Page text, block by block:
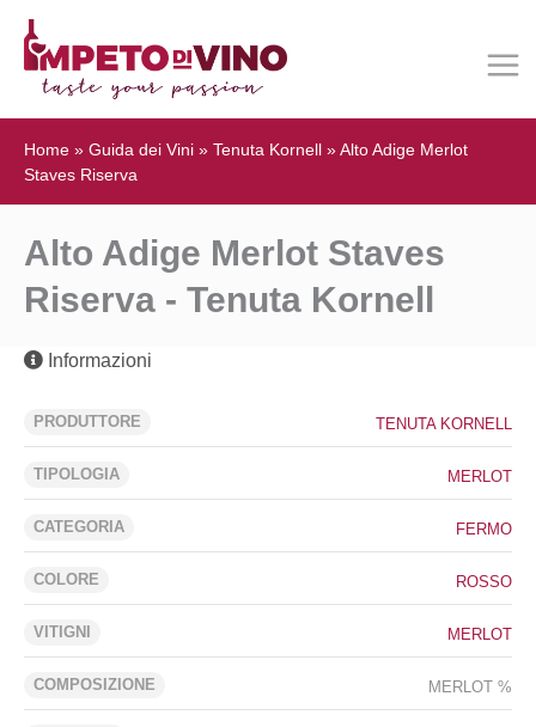
Home » Guida dei Vini » Tenuta Kornell »Alto Adige Merlot
Staves Riserva
Alto Adige Merlot Staves
Riserva - Tenuta Kornell
Informazioni
PRODUTTORE TENUTA KORNELL
TIPOLOGIA MERLOT
CATEGORIA FERMO
COLORE ROSSO
VITIGNI MERLOT
COMPOSIZIONE MERLOT %